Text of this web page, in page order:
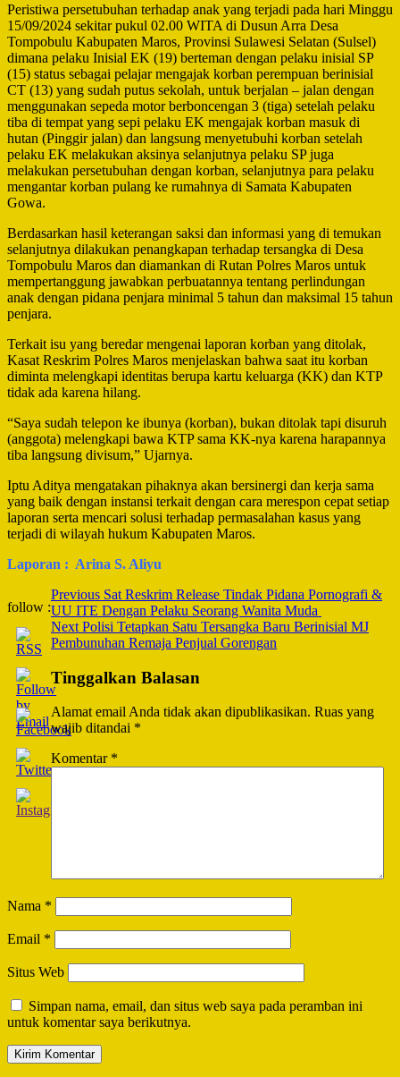
Peristiwa persetubuhan terhadap anak yang terjadi pada hari Minggu
15/09/2024 sekitar pukul 02.00 WITA di Dusun Arra Desa
Tompobulu Kabupaten Maros, Provinsi Sulawesi Selatan (Sulsel)
dimana pelaku Inisial EK (19) berteman dengan pelaku inisial SP
(15) status sebagai pelajar mengajak korban perempuan berinisial
CT (13) yang sudah putus sekolah, untuk berjalan – jalan dengan
menggunakan sepeda motor berboncengan 3 (tiga) setelah pelaku
tiba di tempat yang sepi pelaku EK mengajak korban masuk di
hutan (Pinggir jalan) dan langsung menyetubuhi korban setelah
pelaku EK melakukan aksinya selanjutnya pelaku SP juga
melakukan persetubuhan dengan korban, selanjutnya para pelaku
mengantar korban pulang ke rumahnya di Samata Kabupaten
Gowa.
Berdasarkan hasil keterangan saksi dan informasi yang di temukan
selanjutnya dilakukan penangkapan terhadap tersangka di Desa
Tompobulu Maros dan diamankan di Rutan Polres Maros untuk
mempertanggung jawabkan perbuatannya tentang perlindungan
anak dengan pidana penjara minimal 5 tahun dan maksimal 15 tahun
penjara.
Terkait isu yang beredar mengenai laporan korban yang ditolak,
Kasat Reskrim Polres Maros menjelaskan bahwa saat itu korban
diminta melengkapi identitas berupa kartu keluarga (KK) dan KTP
tidak ada karena hilang.
“Saya sudah telepon ke ibunya (korban), bukan ditolak tapi disuruh
(anggota) melengkapi bawa KTP sama KK-nya karena harapannya
tiba langsung divisum,” Ujarnya.
Iptu Aditya mengatakan pihaknya akan bersinergi dan kerja sama
yang baik dengan instansi terkait dengan cara merespon cepat setiap
laporan serta mencari solusi terhadap permasalahan kasus yang
terjadi di wilayah hukum Kabupaten Maros.
Laporan : Arina S. Aliyu
follow :
Post
Navigation
Previous Sat Reskrim Release Tindak Pidana Pornografi &
UU ITE Dengan Pelaku Seorang Wanita Muda
Next Polisi Tetapkan Satu Tersangka Baru Berinisial MJ
Pembunuhan Remaja Penjual Gorengan
Tinggalkan Balasan
Alamat email Anda tidak akan dipublikasikan. Ruas yang
wajib ditandai *
Komentar *
Nama *
Email *
Situs Web
Simpan nama, email, dan situs web saya pada peramban ini
untuk komentar saya berikutnya.